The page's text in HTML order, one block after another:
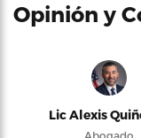
Opinión y
Lic Alexis
Abogado